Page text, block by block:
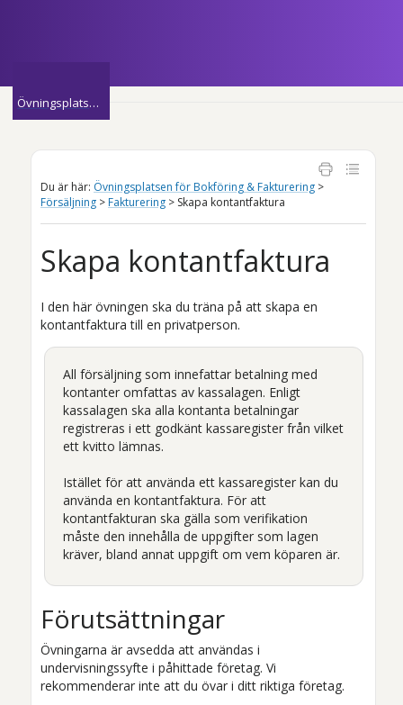
Övningsplatsen för Bokföring & Fakturering
Du är här: Övningsplatsen för Bokföring & Fakturering >
Försäljning > Fakturering > Skapa kontantfaktura
Skapa kontantfaktura
I den här övningen ska du träna på att skapa en
kontantfaktura till en privatperson.
All försäljning som innefattar betalning med
kontanter omfattas av kassalagen. Enligt
kassalagen ska alla kontanta betalningar
registreras i ett godkänt kassaregister från vilket
ett kvitto lämnas.
Istället för att använda ett kassaregister kan du
använda en kontantfaktura. För att
kontantfakturan ska gälla som verifikation
måste den innehålla de uppgifter som lagen
kräver, bland annat uppgift om vem köparen är.
Förutsättningar
Övningarna är avsedda att användas i
undervisningssyfte i påhittade företag. Vi
rekommenderar inte att du övar i ditt riktiga företag.